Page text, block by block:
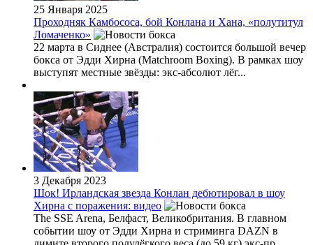
25 Января 2025
Проходняк Камбососа, бой Конлана и Хана, «полутитул
Ломаченко»
22 марта в Сиднее (Австралия) состоится большой вечер
бокса от Эдди Хирна (Matchroom Boxing). В рамках шоу
выступят местные звёзды: экс-абсолют лёг...
3 Декабря 2023
Шок! Ирландская звезда Конлан дебютировал в шоу
Хирна с поражения: видео
The SSE Arena, Белфаст, Великобритания. В главном
событии шоу от Эдди Хирна и стриминга DAZN в